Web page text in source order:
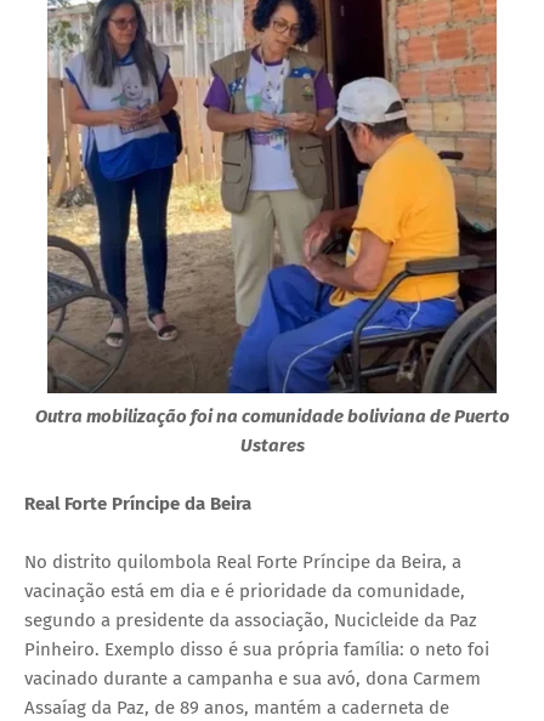
Outra mobilização foi na comunidade boliviana de Puerto
Ustares
Real Forte Príncipe da Beira
No distrito quilombola Real Forte Príncipe da Beira, a
vacinação está em dia e é prioridade da comunidade,
segundo a presidente da associação, Nucicleide da Paz
Pinheiro. Exemplo disso é sua própria família: o neto foi
vacinado durante a campanha e sua avó, dona Carmem
Assaíag da Paz, de 89 anos, mantém a caderneta de